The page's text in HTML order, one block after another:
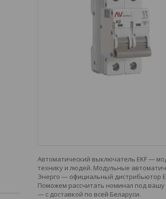
Автоматический выключатель EKF —
технику и людей. Модульные
Энерго — официальный дистрибьютор
Поможем рассчитать номинал под вашу
— с доставкой по всей Беларуси.